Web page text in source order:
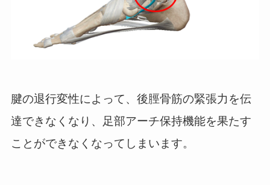
腱の退行変性によって、後脛骨筋の緊張力を伝
達できなくなり、足部アーチ保持機能を果たす
ことができなくなってしまいます。